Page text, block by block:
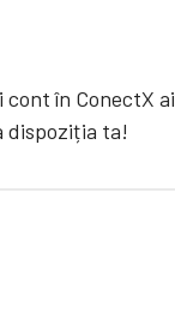
în ConectX ai
dispoziția ta!